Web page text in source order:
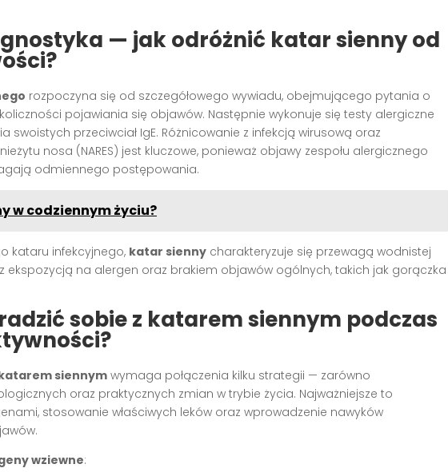
— jak odróżnić katar sienny od
rozpoczyna się od szczegółowego wywiadu, obejmującego pytania o
pojawiania się objawów. Następnie wykonuje się testy alergiczne
swoistych przeciwciał IgE. Różnicowanie z infekcją wirusową oraz
nosa (NARES) jest kluczowe, ponieważ objawy zespołu alergicznego
odmiennego postępowania.
w codziennym życiu?
kataru infekcyjnego, katar sienny charakteryzuje się przewagą wodnistej
ekspozycją na alergen oraz brakiem objawów ogólnych, takich jak gorączka
sobie z katarem siennym podczas
siennym wymaga połączenia kilku strategii — zarówno
oraz praktycznych zmian w trybie życia. Najważniejsze to
stosowanie właściwych leków oraz wprowadzenie nawyków
wziewne: